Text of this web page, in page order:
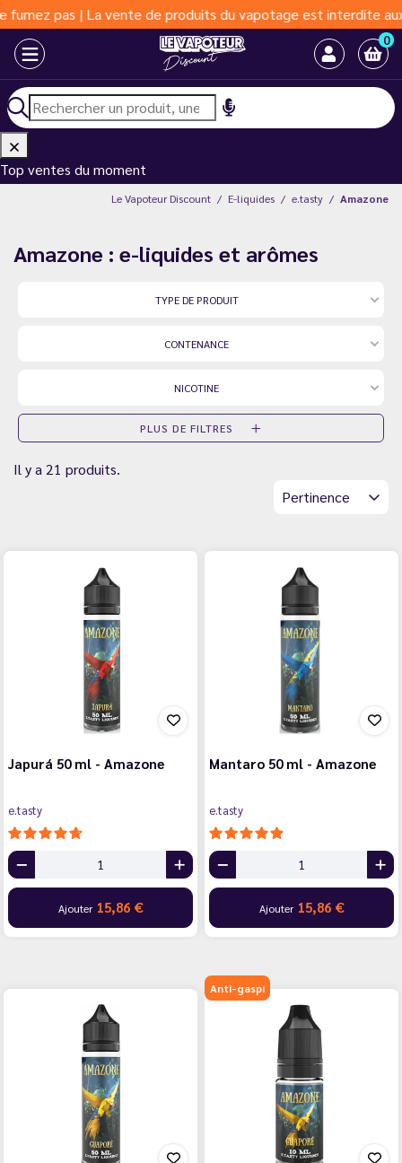
| La vente de produits du vapotage est interdite aux moins
0
Top ventes du moment
Le Vapoteur Discount E-liquides e.tasty Amazone
Amazone : e-liquides et arômes
TYPE DE PRODUIT
CONTENANCE
NICOTINE
PLUS DE FILTRES
Il y a 21 produits.
Pertinence
Japurá 50 ml - Amazone
e.tasty
Ajouter 15,86 €
Mantaro 50 ml - Amazone
e.tasty
Ajouter 15,86 €
Anti-gaspi